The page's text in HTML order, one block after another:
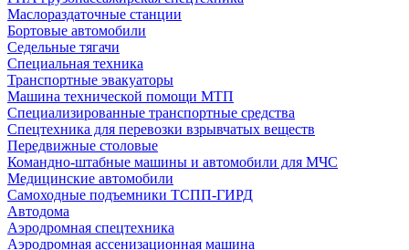
Маслораздаточные станции
Бортовые автомобили
Седельные тягачи
Специальная техника
Транспортные эвакуаторы
Машина технической помощи МТП
Специализированные транспортные средства
Спецтехника для перевозки взрывчатых веществ
Передвижные столовые
Командно-штабные машины и автомобили для МЧС
Медицинские автомобили
Самоходные подъемники ТСПП-ГИРД
Автодома
Аэродромная спецтехника
Аэродромная ассенизационная машина